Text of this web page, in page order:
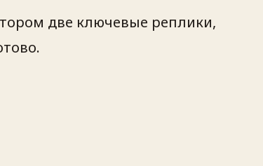
две ключевые реплики,